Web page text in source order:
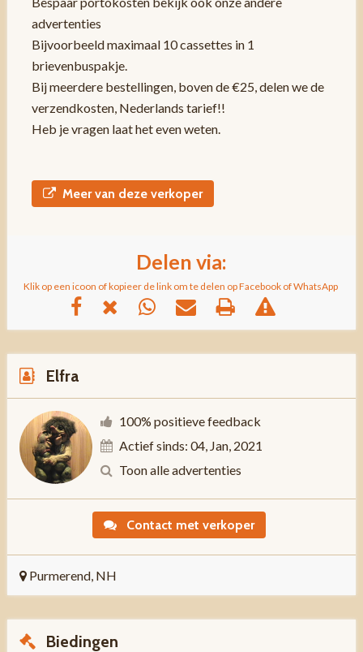
advertenties
Bijvoorbeeld maximaal 10 cassettes in 1
brievenbuspakje.
Bij meerdere bestellingen, boven de €25, delen we de
verzendkosten, Nederlands tarief!!
Heb je vragen laat het even weten.
Meer van deze verkoper
Delen via:
Klik op een icoon of kopieer de link om te delen op Facebook of WhatsApp
Elfra
100% positieve feedback
Actief sinds: 04, Jan, 2021
Toon alle advertenties
Contact met verkoper
Purmerend, NH
Biedingen